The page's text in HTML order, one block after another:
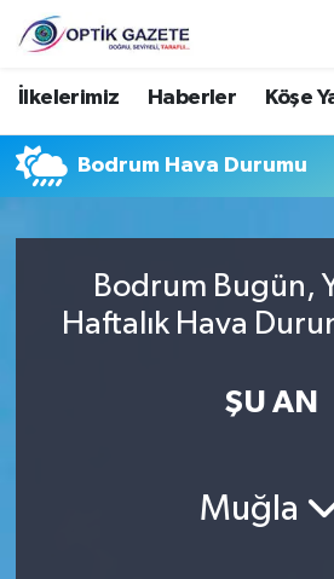
İlkelerimiz Haberler Köşe
Bodrum Hava Durumu
Bodrum Bugün,
Haftalık Hava
ŞU AN
Muğla
Nöbetçi Eczaneler
Hava Durumu
Trafik Durumu
Süper Lig Puan Durumu ve